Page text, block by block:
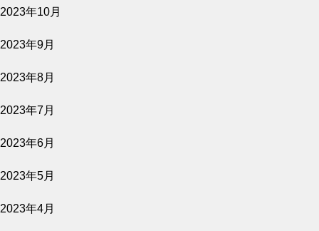
2023年10月
2023年9月
2023年8月
2023年7月
2023年6月
2023年5月
2023年4月